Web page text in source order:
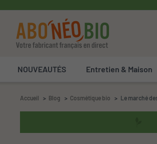
NOUVEAUTÉS Entretien & Maison
Accueil Blog Cosmétique bio Le marché